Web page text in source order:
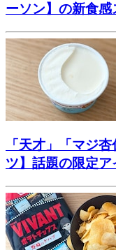
ーソン】の新食感
「天才」「マジ
ツ】話題の限定ア